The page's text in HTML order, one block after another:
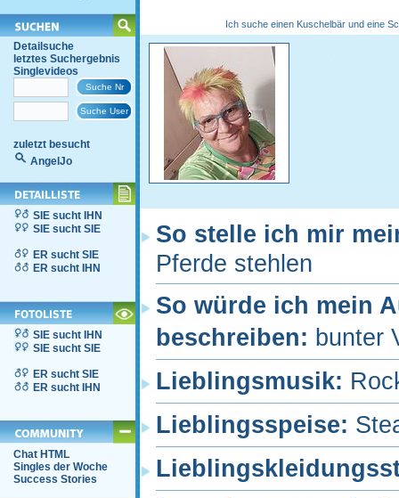
Detailsuche
letztes Suchergebnis
Singlevideos
zuletzt besucht
AngelJo
SIE sucht IHN
SIE sucht SIE
ER sucht SIE
ER sucht IHN
SIE sucht IHN
SIE sucht SIE
ER sucht SIE
ER sucht IHN
Chat HTML
Singles der Woche
Success Stories
Ich suche einen Kuschelbär und eine
So stelle ich mir
Pferde stehlen
So würde ich mein
beschreiben: bunter
Lieblingsmusik:
Lieblingsspeise: